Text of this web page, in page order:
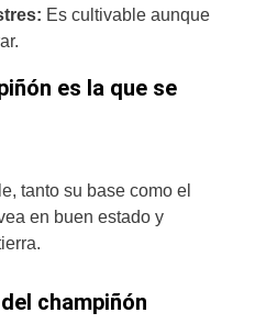
Es cultivable aunque
es la que se
tanto su base como el
en buen estado y
champiñón